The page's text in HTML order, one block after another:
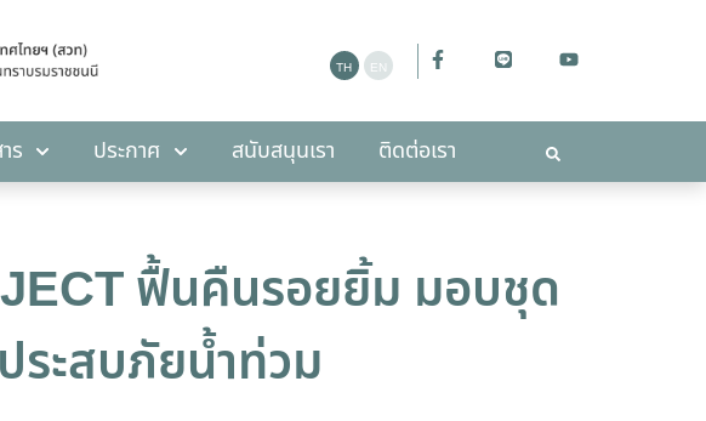
ร ประกาศ สนับสนุนเรา ติดต่อเรา
สนับสนุนเรา
ฟื้นคืนรอยยิ้ม มอบชุด
ระสบภัยน้ำท่วม